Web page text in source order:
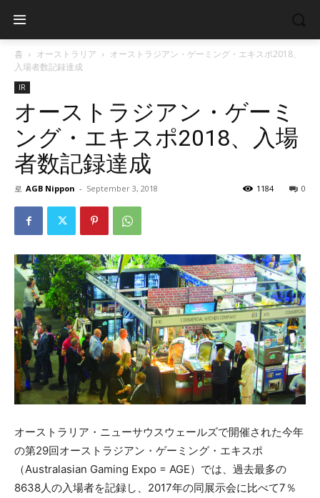
홈 オーストラリア
オーストラジアン・ゲーミング・エキスポ2018、
入場者数記録達成
IR
オーストラジアン・ゲーミ
ング・エキスポ2018、入場
者数記録達成
로 AGB Nippon - September 3, 2018 0
1184
オーストラリア・ニューサウスウェールズで開催された今年
の第29回オーストラジアン・ゲーミング・エキスポ
（Australasian Gaming Expo = AGE）では、過去最多の
8638人の入場者を記録し、2017年の同展示会に比べて7％